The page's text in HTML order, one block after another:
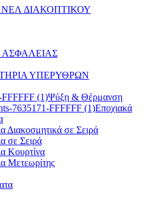
ΔΙΑΚΟΠΤΙΚΟΥ
ΥΠΕΡΥΘΡΩΝ
Ψύξη & Θέρμανση
Εποχιακά
Διακοσμητικά σε Σειρά
σε Σειρά
Κουρτίνα
Μετεωρίτης